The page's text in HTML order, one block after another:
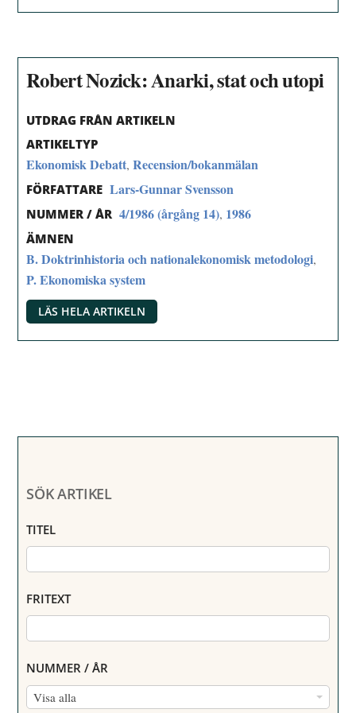
Robert Nozick: Anarki, stat och utopi
UTDRAG FRÅN ARTIKELN
ARTIKELTYP
Ekonomisk Debatt,Recension/bokanmälan
FÖRFATTARE Lars-Gunnar Svensson
NUMMER / ÅR 4/1986 (årgång 14), 1986
ÄMNEN
B. Doktrinhistoria och nationalekonomisk metodologi,
P. Ekonomiska system
LÄS HELA ARTIKELN
SÖK ARTIKEL
TITEL
FRITEXT
NUMMER / ÅR
Visa alla
N